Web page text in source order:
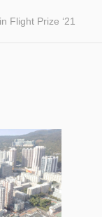
Flight Prize ‘21